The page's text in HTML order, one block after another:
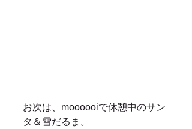
お次は、moooooiで休憩中のサン
タ＆雪だるま。